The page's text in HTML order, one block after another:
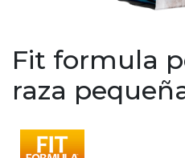
Fit formula
raza